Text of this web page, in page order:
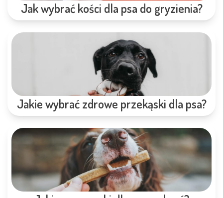
Jak wybrać kości dla psa do gryzienia?
Jakie wybrać zdrowe przekąski dla psa?